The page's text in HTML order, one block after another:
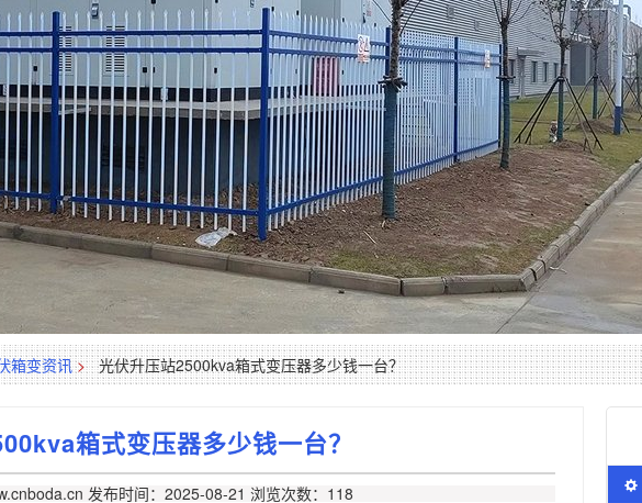
箱变资讯 > 光伏升压站2500kva箱式变压器多少钱一台？
箱式变压器多少钱一台？
发布时间：2025-08-21 浏览次数：118